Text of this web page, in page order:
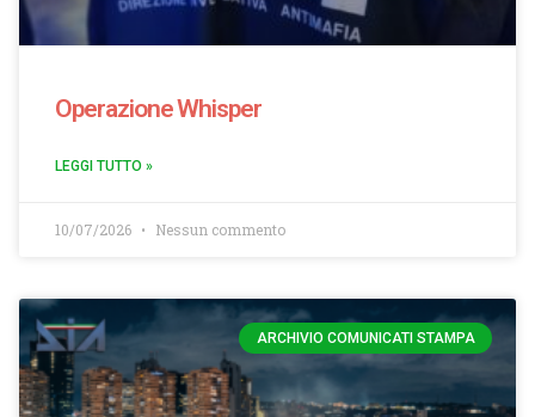
Operazione Whisper
LEGGI TUTTO »
10/07/2026 Nessun commento
ARCHIVIO COMUNICATI STAMPA